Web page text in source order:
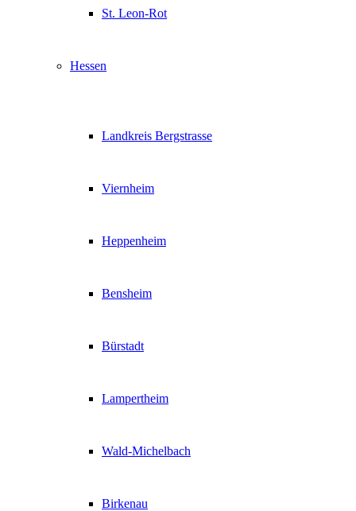
St. Leon-Rot
Hessen
Landkreis Bergstrasse
Viernheim
Heppenheim
Bensheim
Bürstadt
Lampertheim
Wald-Michelbach
Birkenau